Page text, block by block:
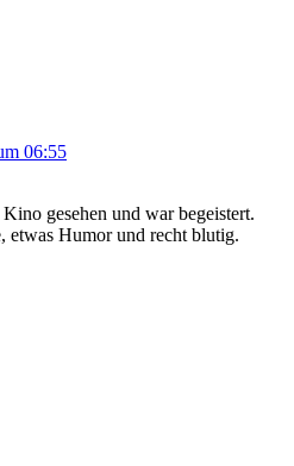
06:55
gesehen und war begeistert.
etwas Humor und recht blutig.